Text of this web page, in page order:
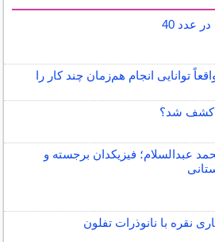
عدد 40
توانایی انجام هم‌زمان چند کار را
کشف شد؟
عبدالسلام؛ فیزیکدان برجسته و
نقره با نانوذرات تفلون